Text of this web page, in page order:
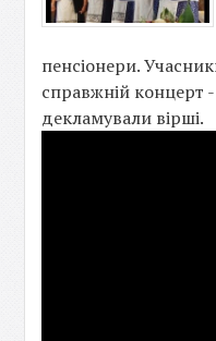
пенсіонери.
справжній концерт
декламували вірші.